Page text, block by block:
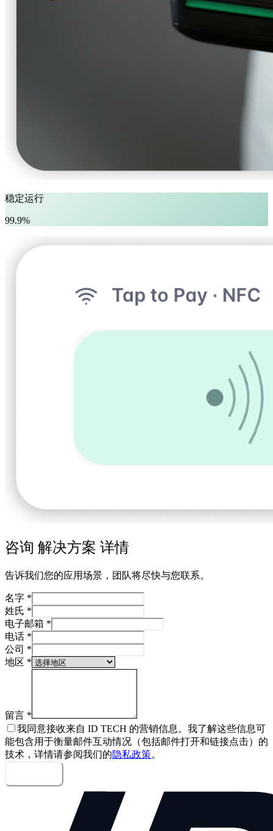
稳定运行
99.9%
咨询 解决方案 详情
告诉我们您的应用场景，团队将尽快与您联系。
名字 *
姓氏 *
电子邮箱 *
电话 *
公司 *
地区 *
留言 *
我同意接收来自 ID TECH 的营销信息。我了解这些信息可
能包含用于衡量邮件互动情况（包括邮件打开和链接点击）的
技术，详情请参阅我们的隐私政策。